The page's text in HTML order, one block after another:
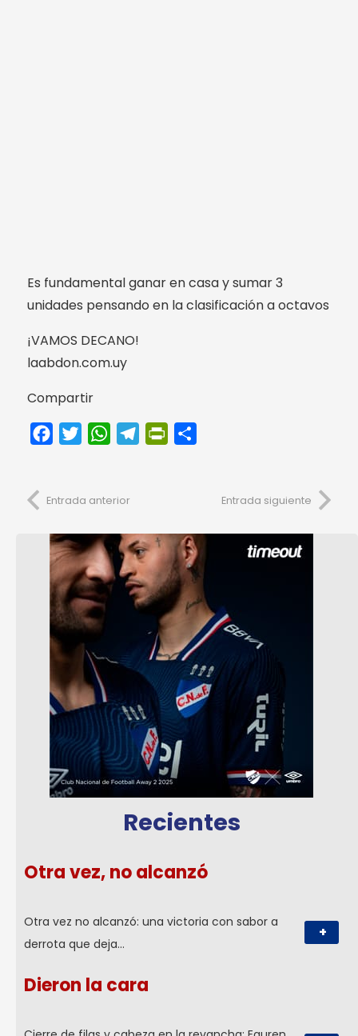
Es fundamental ganar en casa y sumar 3
unidades pensando en la clasificación a octavos
¡VAMOS DECANO!
laabdon.com.uy
Compartir
FacebookTwitterWhatsAppTelegramPrintFriendly
Entrada anterior Entrada siguiente
Recientes
Otra vez, no alcanzó
Otra vez no alcanzó: una victoria con sabor a
derrota que deja…
+
Dieron la cara